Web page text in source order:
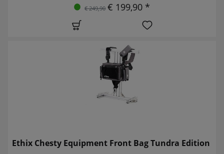
€ 249,90 € 199,90 *
Ethix Chesty Equipment Front Bag Tundra Edition